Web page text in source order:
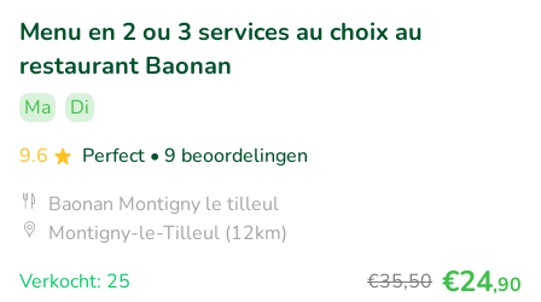
Menu en 2 ou 3 services au choix au
restaurant Baonan
Ma
Di
9.6
Perfect • 9 beoordelingen
Baonan Montigny le tilleul
Montigny-le-Tilleul (12km)
Verkocht: 25
€35,50 €24,90